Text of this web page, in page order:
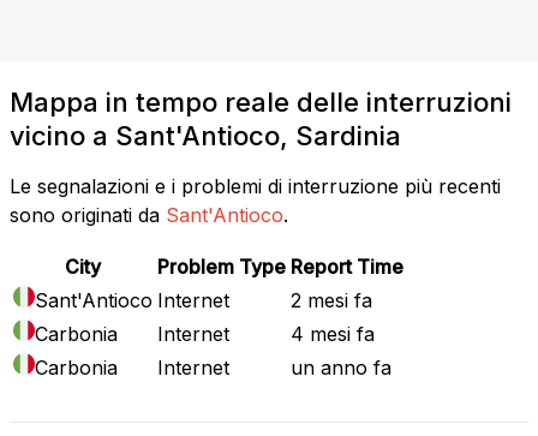
Mappa in tempo reale delle interruzioni
vicino a Sant'Antioco, Sardinia
Le segnalazioni e i problemi di interruzione più recenti
sono originati da Sant'Antioco.
City Problem Type Report Time
Sant'Antioco Internet
2 mesi fa
Carbonia
Internet
4 mesi fa
Carbonia
Internet un anno fa